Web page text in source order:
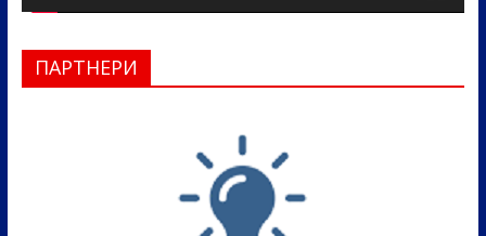
ПАРТНЕРИ